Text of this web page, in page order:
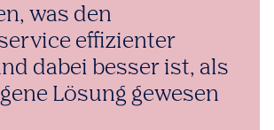
was den
effizienter
dabei besser ist, als
Lösung gewesen